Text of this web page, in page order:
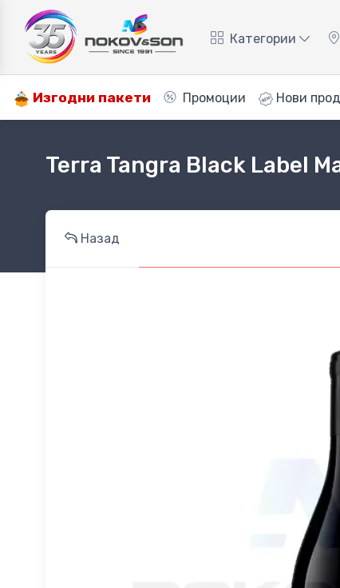
Категории
Изгодни пакети Промоции Нови
Terra Tangra Black Label
Назад